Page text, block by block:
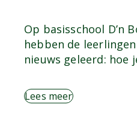
Op basisschool D’n
hebben de
nieuws geleerd: hoe
Lees meer